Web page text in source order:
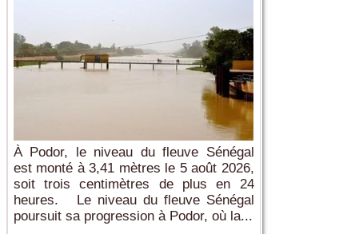
À Podor, le niveau du fleuve Sénégal
est monté à 3,41 mètres le 5 août 2026,
soit trois centimètres de plus en 24
heures. Le niveau du fleuve Sénégal
poursuit sa progression à Podor, où la...